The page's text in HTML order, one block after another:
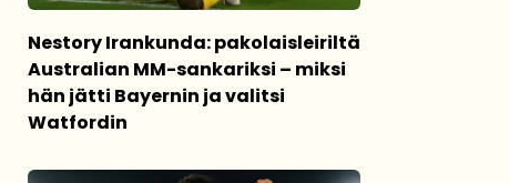
Nestory Irankunda: pakolaisleiriltä
Australian MM-sankariksi – miksi
hän jätti Bayernin ja valitsi
Watfordin